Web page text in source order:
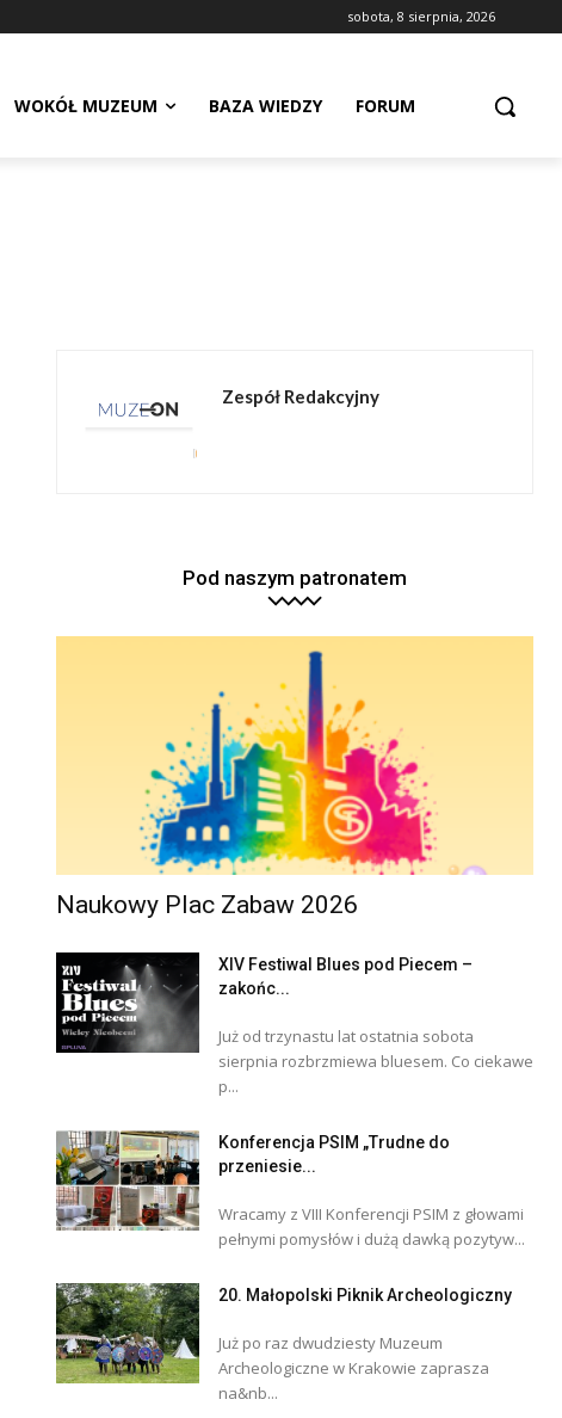
sobota, 8 sierpnia, 2026
WOKÓŁ MUZEUM BAZA WIEDZY FORUM
Zespół Redakcyjny
Pod naszym patronatem
Naukowy Plac Zabaw 2026
XIV Festiwal Blues pod Piecem –
zakońc...
Już od trzynastu lat ostatnia sobota
sierpnia rozbrzmiewa bluesem. Co ciekawe
p...
Konferencja PSIM „Trudne do
przeniesie...
Wracamy z VIII Konferencji PSIM z głowami
pełnymi pomysłów i dużą dawką pozytyw...
20. Małopolski Piknik Archeologiczny
Już po raz dwudziesty Muzeum
Archeologiczne w Krakowie zaprasza
na&nb...